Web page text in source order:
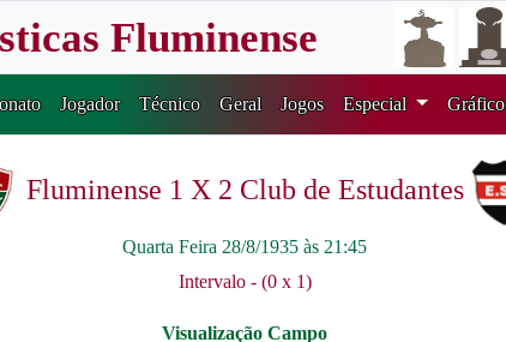
Fluminense
Jogador Técnico Geral Jogos Especial Gráfico
Fluminense 1 X 2 Club de Estudantes
Quarta Feira 28/8/1935 às 21:45
Intervalo - (0 x 1)